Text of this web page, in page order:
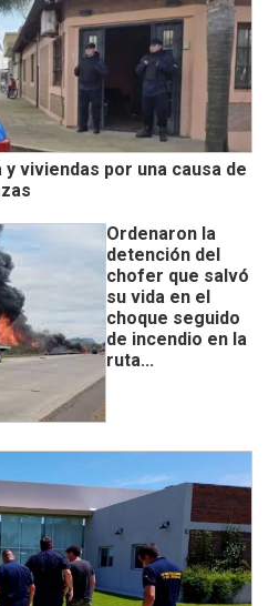
viviendas por una causa de
Ordenaron la
detención del
chofer que salvó
su vida en el
choque seguido
de incendio en la
ruta...